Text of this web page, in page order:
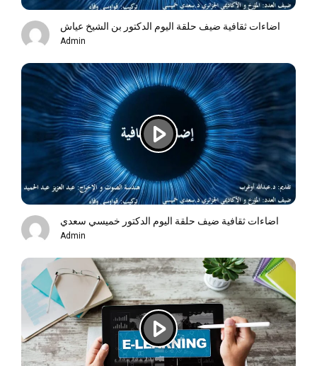
اضاءات ثقافية ضيف حلقة اليوم الدكتور بن الشيخ عياش
Admin
اضاءات ثقافية ضيف حلقة اليوم الدكتور خميسي سعدي
Admin